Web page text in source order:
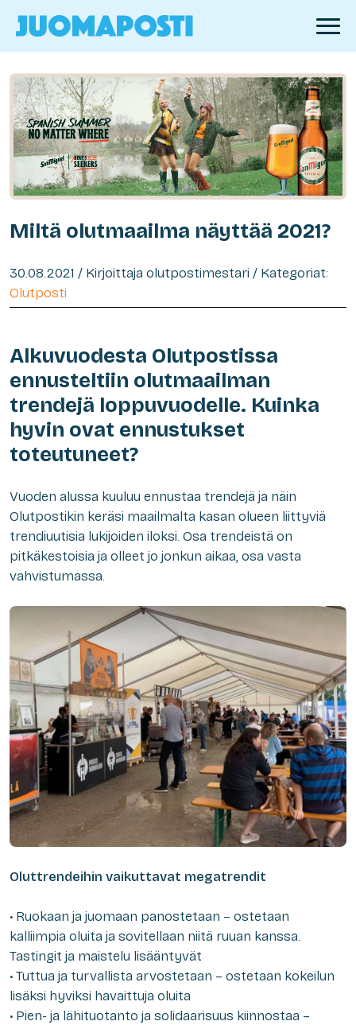
Miltä olutmaailma näyttää 2021?
30.08.2021 / Kirjoittaja olutpostimestari / Kategoriat:
Olutposti
Alkuvuodesta Olutpostissa
ennusteltiin olutmaailman
trendejä loppuvuodelle. Kuinka
hyvin ovat ennustukset
toteutuneet?
Vuoden alussa kuuluu ennustaa trendejä ja näin
Olutpostikin keräsi maailmalta kasan olueen liittyviä
trendiuutisia lukijoiden iloksi. Osa trendeistä on
pitkäkestoisia ja olleet jo jonkun aikaa, osa vasta
vahvistumassa.
Oluttrendeihin vaikuttavat megatrendit
• Ruokaan ja juomaan panostetaan – ostetaan
kalliimpia oluita ja sovitellaan niitä ruuan kanssa.
Tastingit ja maistelu lisääntyvät
• Tuttua ja turvallista arvostetaan – ostetaan kokeilun
lisäksi hyviksi havaittuja oluita
• Pien- ja lähituotanto ja solidaarisuus kiinnostaa –